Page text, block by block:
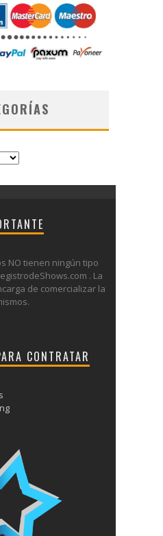
NO tienen ningún tipo
. La
de comercializar la
CONTRATAR